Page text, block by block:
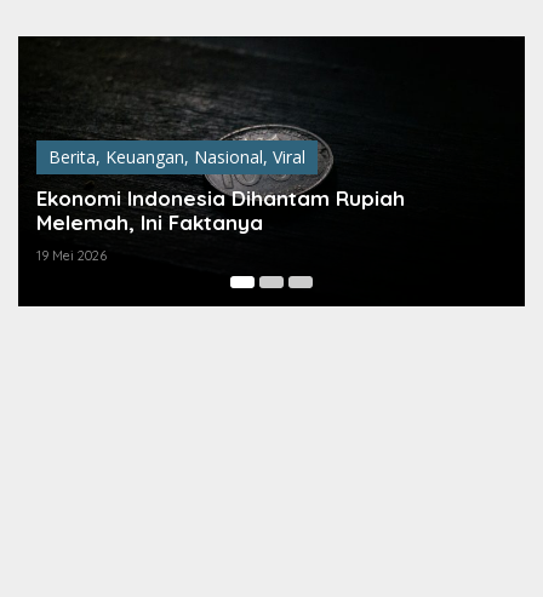
Berita, Keuangan, Nasional, Viral
Ekonomi Indonesia Dihantam Rupiah
Melemah, Ini Faktanya
19 Mei 2026